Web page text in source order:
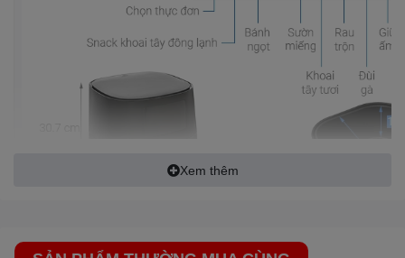
Công nghệ chiên, nướng - Nhiệt độ, thời gian
- Công nghệ làm nóngRapid Air
, chế biến thức ăn chín
đều các mặt bên ngoài, chín mềm phần thịt bên trong.
- Nhiệt độ nồi có thể điều chỉnh từ 60 - 200°C, thời gian từ
phù hợp nguyên liệu chế biến.
- Vỏ ngoài làm bằng nhựa cao cấp an toàn, bóng sáng,
Xem thêm